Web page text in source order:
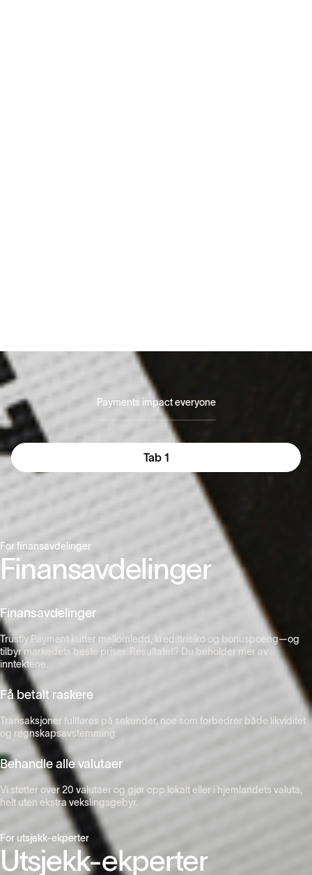
Payments impact everyone
Tab 1
For finansavdelinger
Finansavdelinger
Finansavdelinger
Trustly Payment kutter mellomledd, kredittrisiko og bonuspoeng—og
tilbyr markedets beste priser. Resultatet? Du beholder mer av
inntektene.
Få betalt raskere
Transaksjoner fullføres på sekunder, noe som forbedrer både likviditet
og regnskapsavstemming.
Behandle alle valutaer
Vi støtter over 20 valutaer og gjør opp lokalt eller i hjemlandets valuta,
helt uten ekstra vekslingsgebyr.
For utsjekk-ekperter
Utsjekk-ekperter